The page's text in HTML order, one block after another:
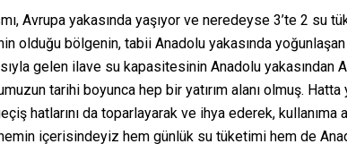
Avrupa yakasında yaşıyor ve neredeyse 3’te 2 su
olduğu bölgenin, tabii Anadolu yakasında
gelen ilave su kapasitesinin Anadolu yakasından
tarihi boyunca hep bir yatırım alanı olmuş. Hatta
hatlarını da toparlayarak ve ihya ederek, kullanıma
içerisindeyiz hem günlük su tüketimi hem de